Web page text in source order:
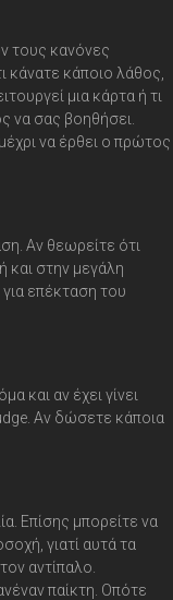
τους κανόνες
κάνατε κάποιο λάθος,
μια κάρτα ή τι
να σας βοηθήσει.
να έρθει ο πρώτος
Αν θεωρείτε ότι
και στην μεγάλη
επέκταση του
και αν έχει γίνει
Αν δώσετε κάποια
Επίσης μπορείτε να
γιατί αυτά τα
αντίπαλο.
παίκτη. Οπότε